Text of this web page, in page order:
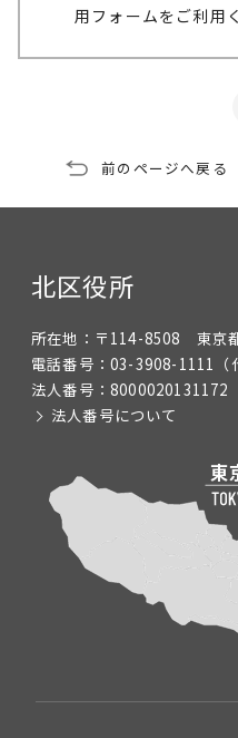
用フォームをご利用
前のページへ戻る
北区役所
所在地： 〒114-8508 東京
電話番号： 03-3908-1111
法人番号： 8000020131172
法人番号について